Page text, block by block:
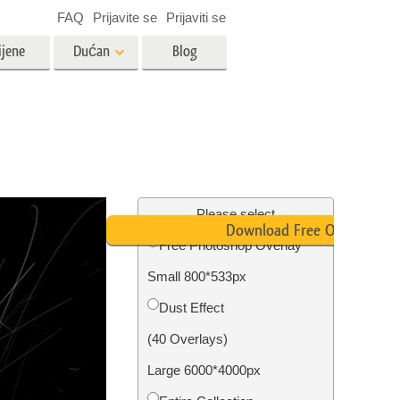
Obnova fotografija
Dućan Blog
FAQ Prijavite se Prijaviti se
Please select
Free Photoshop Overlay
Small 800*533px
Dust Effect
(40 Overlays)
Large 6000*4000px
Download Free Overlay